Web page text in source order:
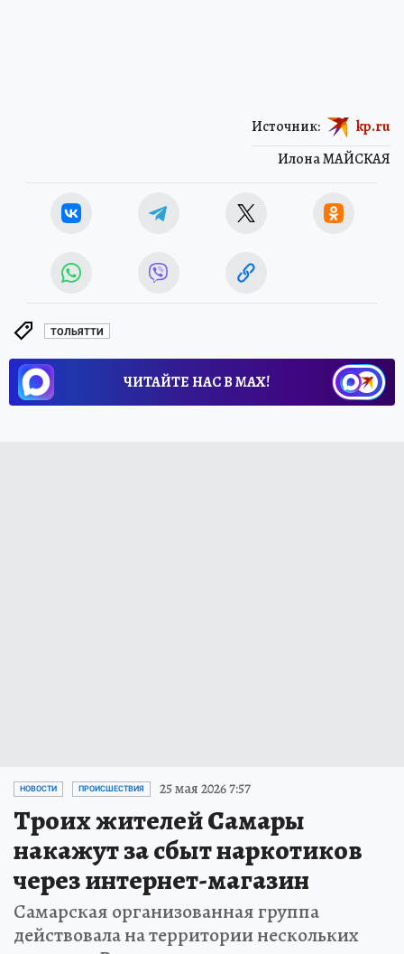
Илона МАЙСКАЯ
Источник: kp.ru
ТОЛЬЯТТИ
ЧИТАЙТЕ НАС В МАХ!
НОВОСТИ ПРОИСШЕСТВИЯ 25 мая 2026 7:57
Троих жителей Самары
накажут за сбыт наркотиков
через интернет-магазин
Самарская организованная группа
действовала на территории нескольких